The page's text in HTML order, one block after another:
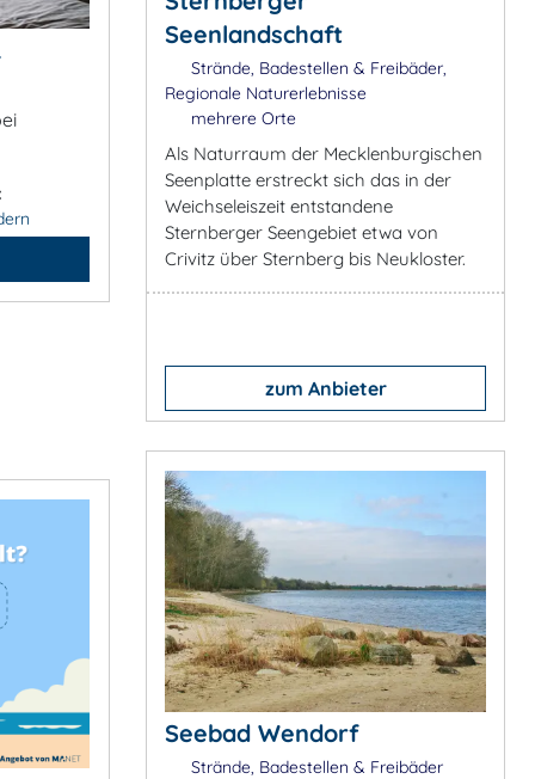
Seenlandschaft
Strände, Badestellen & Freibäder,
Regionale Naturerlebnisse
mehrere Orte
Als Naturraum der Mecklenburgischen
Seenplatte erstreckt sich das in der
Weichseleiszeit entstandene
Sternberger Seengebiet etwa von
Crivitz über Sternberg bis Neukloster.
zum Anbieter
Seebad Wendorf
Strände, Badestellen & Freibäder